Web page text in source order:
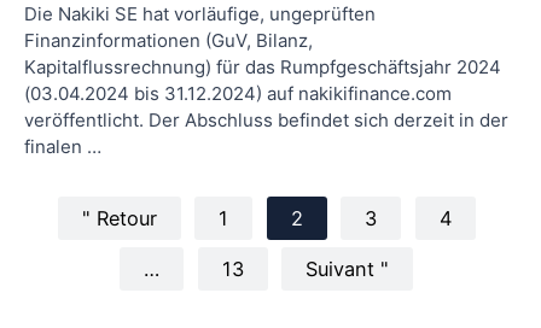
Die Nakiki SE hat vorläufige, ungeprüften
Finanzinformationen (GuV, Bilanz,
Kapitalflussrechnung) für das Rumpfgeschäftsjahr 2024
(03.04.2024 bis 31.12.2024) auf nakikifinance.com
veröffentlicht. Der Abschluss befindet sich derzeit in der
finalen …
" Retour 1 2 3 4
… 13 Suivant "